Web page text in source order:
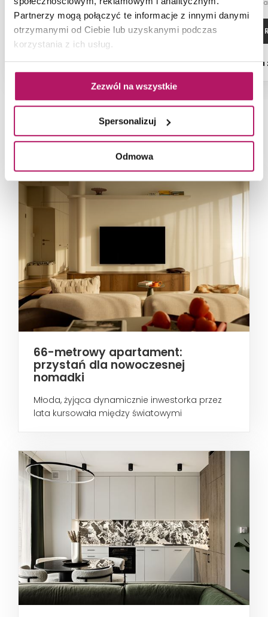
Partnerzy mogą połączyć te informacje z innymi danymi
otrzymanymi od Ciebie lub uzyskanymi podczas
korzystania z ich usług.
Zezwól na wszystkie
Spersonalizuj
Odmowa
ZOBACZ PRODUKT
-5% od 210,50 PLN
ZOBACZ
Dostępność:na
NAJNOWSZE ARTYKUŁY
66-metrowy apartament:
przystań dla nowoczesnej
nomadki
Młoda, żyjąca dynamicznie inwestorka przez
lata kursowała między światowymi